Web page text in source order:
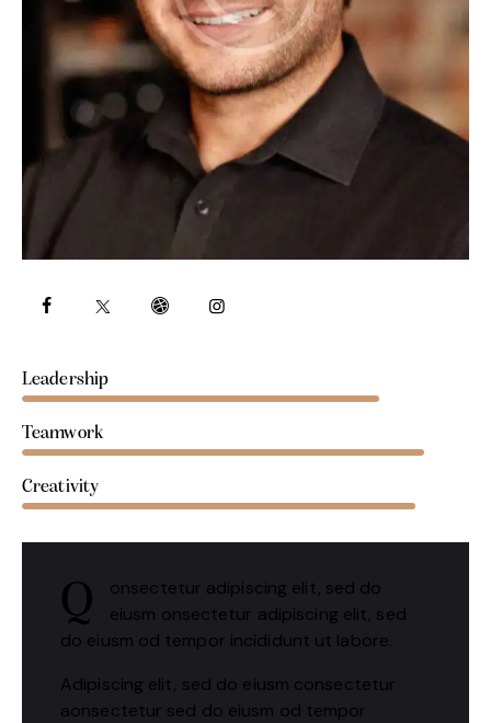
Leadership
Teamwork
Creativity
Q
onsectetur adipiscing elit, sed do
eiusm onsectetur adipiscing elit, sed
do eiusm od tempor incididunt ut labore.
Adipiscing elit, sed do eiusm consectetur
aonsectetur sed do eiusm od tempor